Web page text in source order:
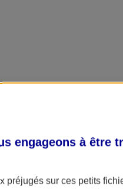
engageons à
préjugés sur ces petits